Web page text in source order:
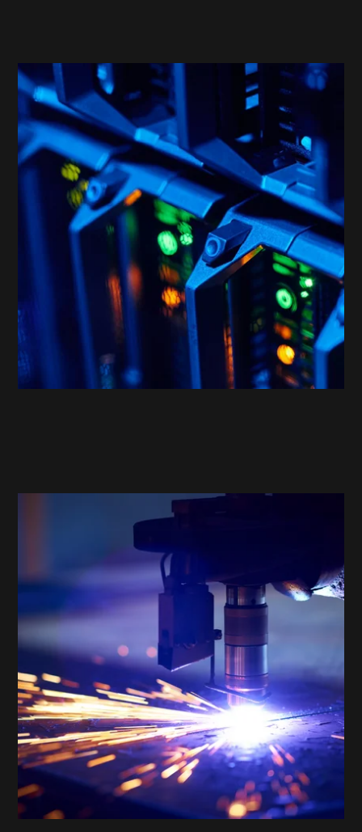
PAROOKAVILLE
High-Performance: Die Website für das
ultimative Festivalerlebnis!
PAROOKAVILLE - High-Performance: Die Website für das
GitLab-Deploy im mStudio
Extension für ein professionelles Projekt-Setup
im mittwald mStudio
GitLab-Deploy im mStudio - Extension für ein